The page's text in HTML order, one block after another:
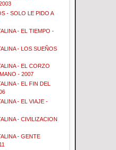
- SOLO LE PIDO A
- EL TIEMPO -
- LOS SUEÑOS
- EL CORZO
- 2007
- EL FIN DEL
- EL VIAJE -
- CIVILIZACION
- GENTE